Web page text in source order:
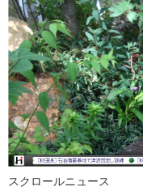
スクロールニュース